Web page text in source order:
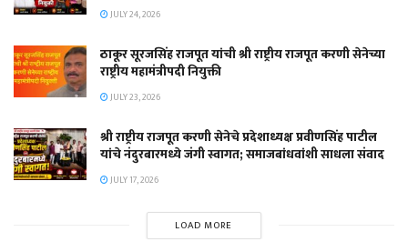
JULY 24, 2026
ठाकूर सूरजसिंह राजपूत यांची श्री राष्ट्रीय राजपूत करणी सेनेच्या
राष्ट्रीय महामंत्रीपदी नियुक्ती
JULY 23, 2026
श्री राष्ट्रीय राजपूत करणी सेनेचे प्रदेशाध्यक्ष प्रवीणसिंह पाटील
यांचे नंदुरबारमध्ये जंगी स्वागत; समाजबांधवांशी साधला संवाद
JULY 17, 2026
LOAD MORE